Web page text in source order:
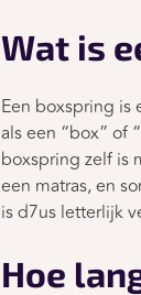
Wat is
Een boxspring is
als een “box” of
boxspring zelf is
een matras, en
is d7us letterlijk
Hoe